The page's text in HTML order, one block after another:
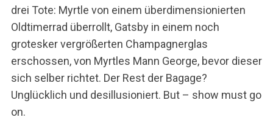
drei Tote: Myrtle von einem überdimensionierten
Oldtimerrad überrollt, Gatsby in einem noch
grotesker vergrößerten Champagnerglas
erschossen, von Myrtles Mann George, bevor dieser
sich selber richtet. Der Rest der Bagage?
Unglücklich und desillusioniert. But – show must go
on.